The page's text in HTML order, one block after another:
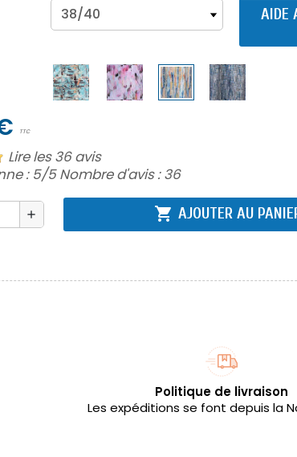
AIDE
TTC
Lire les 36 avis
: 5/5 Nombre d'avis :36
add shopping_cart AJOUTER AU
Politique de livraison
Les expéditions se font depuis la